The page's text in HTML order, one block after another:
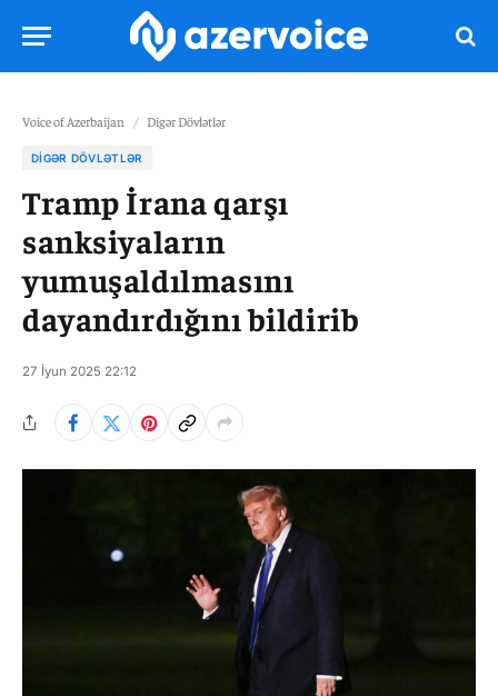
Voice of Azerbaijan / Digər Dövlətlər
DIGƏR DÖVLƏTLƏR
Tramp İrana qarşı
sanksiyaların
yumuşaldılmasını
dayandırdığını bildirib
27 İyun 2025 22:12